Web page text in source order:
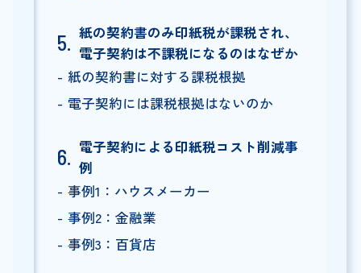
紙の契約書のみ印紙税が課税され、
電子契約は不課税になるのはなぜか
紙の契約書に対する課税根拠
電子契約には課税根拠はないのか
電子契約による印紙税コスト削減事
例
事例1：ハウスメーカー
事例2：金融業
事例3：百貨店